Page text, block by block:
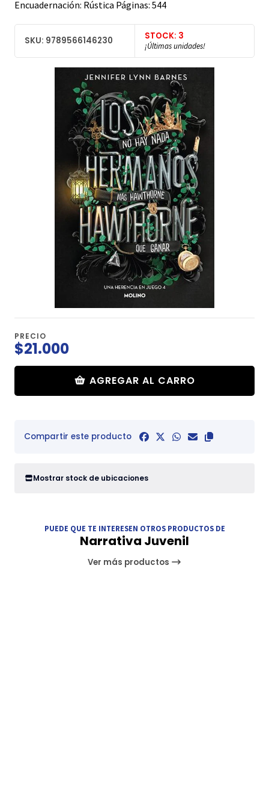
Encuadernación: Rústica Páginas: 544
SKU: 9789566146230 STOCK: 3
¡Últimas unidades!
PRECIO
$21.000
AGREGAR AL CARRO
Compartir este producto
Mostrar stock de ubicaciones
PUEDE QUE TE INTERESEN OTROS PRODUCTOS DE
Narrativa Juvenil
Ver más productos